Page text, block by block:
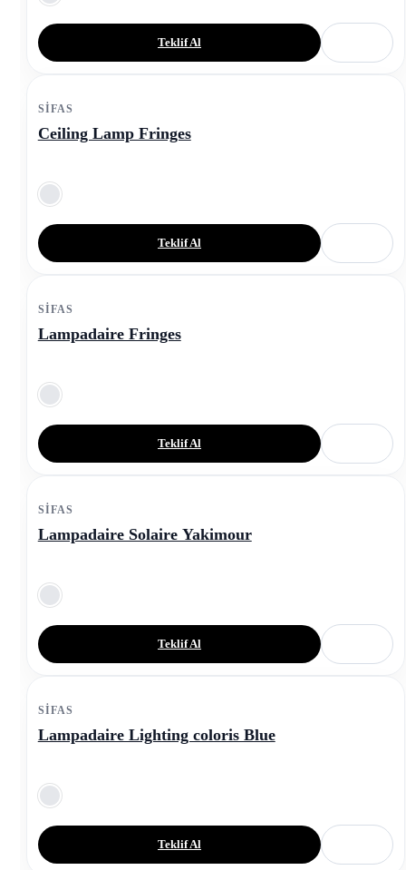
Teklif Al
SIFAS
Ceiling Lamp Fringes
Teklif Al
SIFAS
Lampadaire Fringes
Teklif Al
SIFAS
Lampadaire Solaire Yakimour
Teklif Al
SIFAS
Lampadaire Lighting coloris Blue
Teklif Al